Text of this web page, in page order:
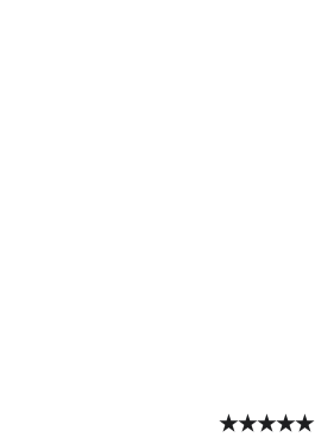
★★★★★